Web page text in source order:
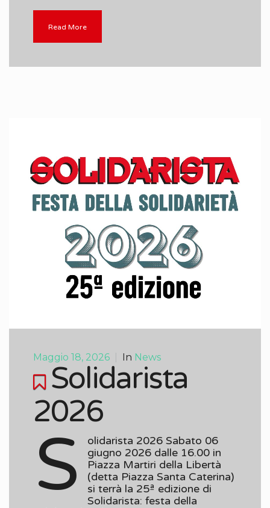
Read More
Maggio 18, 2026 In News
Solidarista
2026
S
olidarista 2026 Sabato 06
giugno 2026 dalle 16.00 in
Piazza Martiri della Libertà
(detta Piazza Santa Caterina)
si terrà la 25ª edizione di
Solidarista: festa della